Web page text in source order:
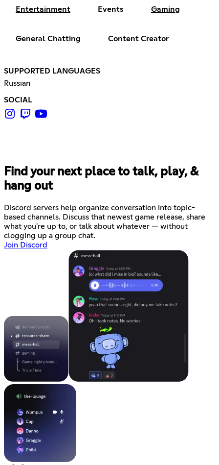
Entertainment Events Gaming
General Chatting Content Creator
SUPPORTED LANGUAGES
Russian
SOCIAL
Find your next place to talk, play, &
hang out
Discord servers help organize conversation into topic-
based channels. Discuss that newest game release, share
what you're up to, or talk about whatever — without
clogging up a group chat.
Join Discord